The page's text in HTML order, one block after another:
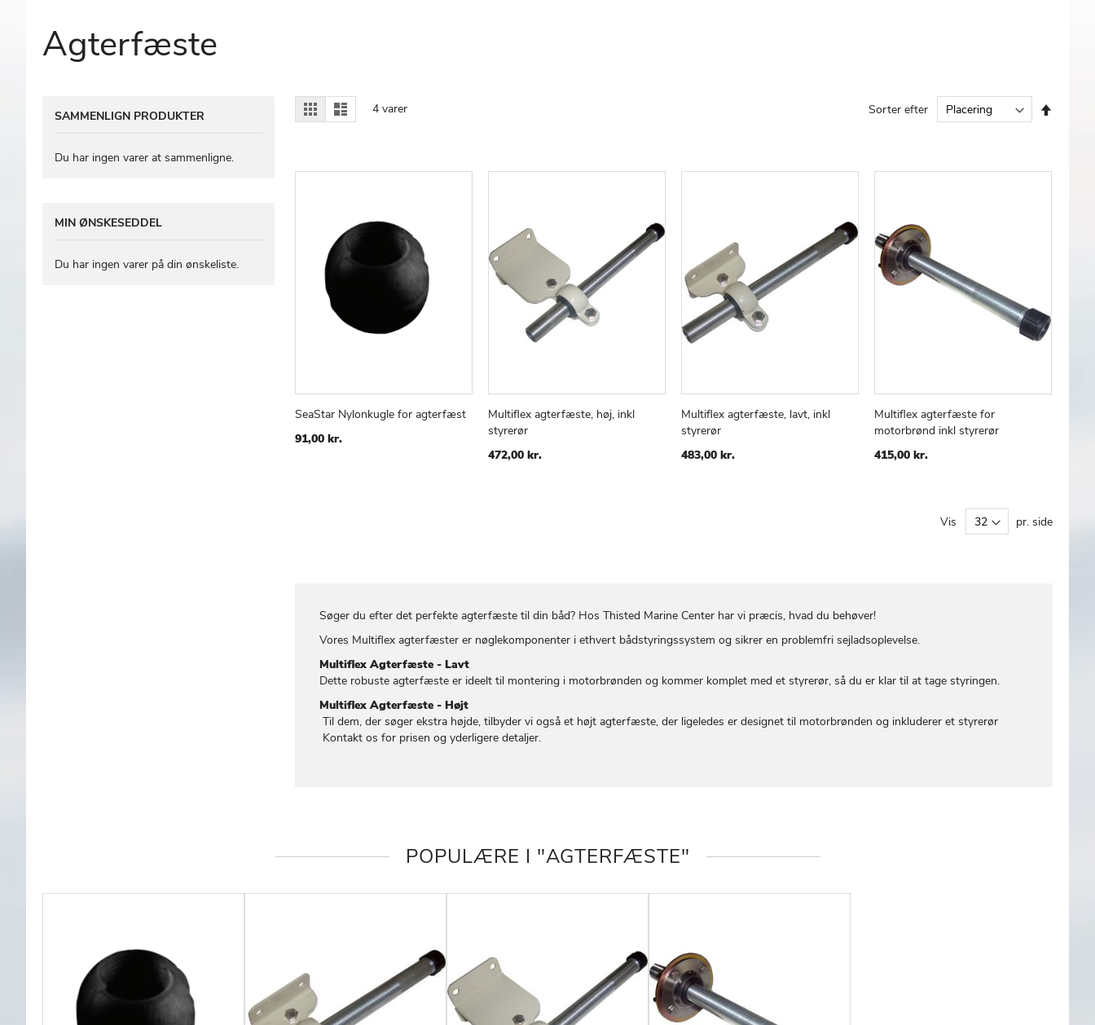
Agterfæste
Søger du efter det perfekte agterfæste til din båd? Hos Thisted Marine Center har vi præcis, hvad du behøver!
Vores Multiflex agterfæster er nøglekomponenter i ethvert bådstyringssystem og sikrer en problemfri sejladsoplevelse.
Multiflex Agterfæste - Lavt
Dette robuste agterfæste er ideelt til montering i motorbrønden og kommer komplet med et styrerør, så du er klar til at tage styringen.
Multiflex Agterfæste - Højt
Til dem, der søger ekstra højde, tilbyder vi også et højt agterfæste, der ligeledes er designet til motorbrønden og inkluderer et styrerør
Kontakt os for prisen og yderligere detaljer.
Vis
som
GitterListe 4 varer Sorter efter
Læg i kurv
TILFØJSAMMENLIGN
SeaStar Nylonkugle for agterfæst
91,00 kr.
Læg i kurv
TILFØJSAMMENLIGN
Multiflex agterfæste, høj, inkl
styrerør
472,00 kr.
Læg i kurv
TILFØJSAMMENLIGN
Multiflex agterfæste, lavt, inkl
styrerør
483,00 kr.
Læg i kurv
TILFØJ
TIL
Multiflex agterfæste for
motorbrønd inkl styrerør
415,00 kr.
Vis pr. side
SAMMENLIGN PRODUKTER
Du har ingen varer at sammenligne.
MIN ØNSKESEDDEL
Du har ingen varer på din ønskeliste.
POPULÆRE I "AGTERFÆSTE"